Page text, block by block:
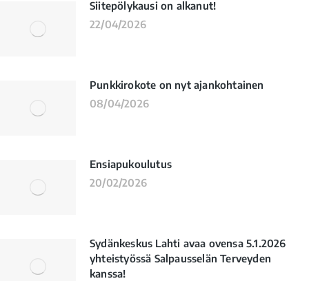
Siitepölykausi on alkanut!
22/04/2026
Punkkirokote on nyt ajankohtainen
08/04/2026
Ensiapukoulutus
20/02/2026
Sydänkeskus Lahti avaa ovensa 5.1.2026
yhteistyössä Salpausselän Terveyden
kanssa!